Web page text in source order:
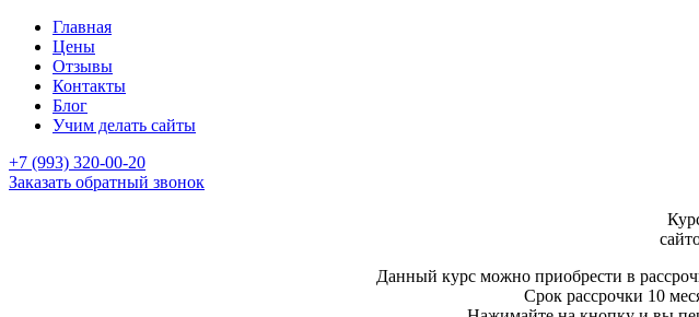
Главная
Цены
Отзывы
Контакты
Блог
Учим делать сайты
+7 (993) 320-00-20
Заказать обратный звонок
Данный курс можно приобрести в
Срок рассрочки 10